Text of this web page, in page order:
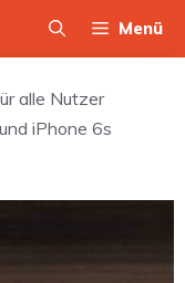
Menü
alle Nutzer
iPhone 6s